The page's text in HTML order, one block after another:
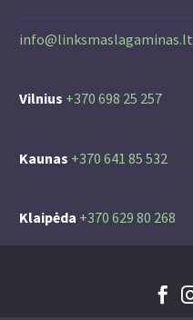
info@linksmaslagaminas.lt
Vilnius +370 698 25 257
Kaunas +370 641 85 532
Klaipėda +370 629 80 268